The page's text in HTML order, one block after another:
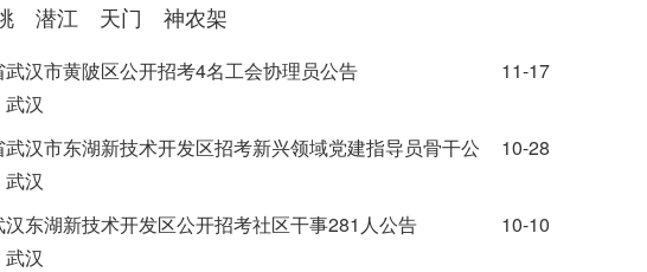
潜江 天门 神农架
汉市黄陂区公开招考4名工会协理员公告
11-17
武汉
汉市东湖新技术开发区招考新兴领域党建指导员骨干公
10-28
武汉
东湖新技术开发区公开招考社区干事281人公告
10-10
武汉